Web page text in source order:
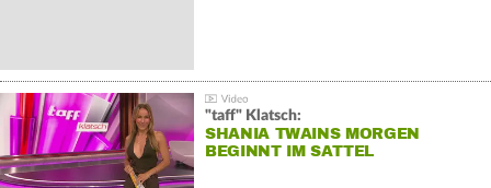
"taff" Klatsch:
SHANIA TWAINS MORGEN
BEGINNT IM SATTEL